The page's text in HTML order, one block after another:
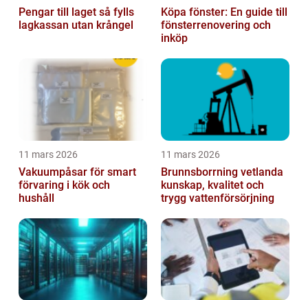
Pengar till laget så fylls
lagkassan utan krångel
Köpa fönster: En guide till
fönsterrenovering och
inköp
11 mars 2026
Vakuumpåsar för smart
förvaring i kök och
hushåll
11 mars 2026
Brunnsborrning vetlanda
kunskap, kvalitet och
trygg vattenförsörjning